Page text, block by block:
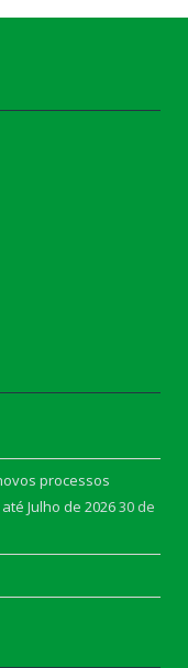
processos
Julho de 202630 de